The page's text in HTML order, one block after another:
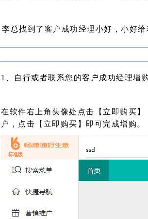
李总找到了客户成功经理小好，小好
1、自行或者联系您的客户成功经理增
在软件右上角头像处点击【立即购买
户，点击【立即购买】即可完成增购。